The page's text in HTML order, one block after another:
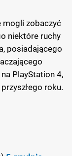
mogli zobaczyć
niektóre ruchy
posiadającego
PlayStation 4,
roku.